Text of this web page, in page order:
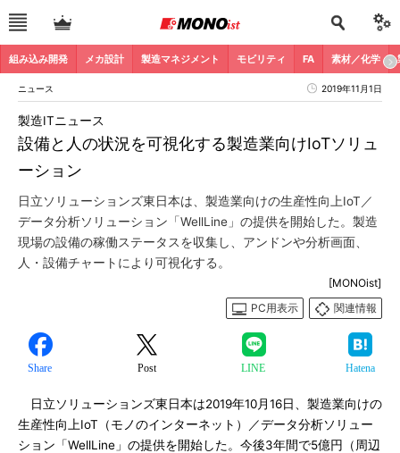
組み込み開発 メカ設計 製造マネジメント モビリティ FA 素材／化学
ニュース 2019年11月1日
設備と人の状況を可視化する製造業向けIoTソリュ
ーション
製造ITニュース
日立ソリューションズ東日本は、製造業向けの生産性向上IoT／
データ分析ソリューション「WellLine」の提供を開始した。製造
現場の設備の稼働ステータスを収集し、アンドンや分析画面、
人・設備チャートにより可視化する。
[MONOist]
PC用表示
関連情報
Share Post LINE Hatena
日立ソリューションズ東日本は2019年10月16日、製造業向けの
生産性向上IoT（モノのインターネット）／データ分析ソリュー
ション「WellLine」の提供を開始した。今後3年間で5億円（周辺